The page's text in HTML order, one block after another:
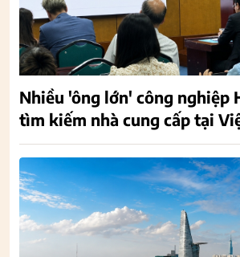
Nhiều 'ông lớn' công nghiệp
tìm kiếm nhà cung cấp tại